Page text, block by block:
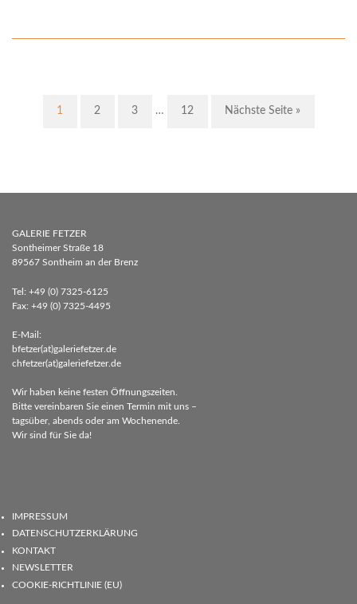
1 2 3 … 12 Nächste Seite »
GALERIE FETZER
Sontheimer Straße 18
89567 Sontheim an der Brenz
Tel: +49 (0) 7325-6125
Fax: +49 (0) 7325-4495
E-Mail:
bfetzer(at)galeriefetzer.de
chfetzer(at)galeriefetzer.de
Wir haben keine festen Öffnungszeiten.
Bitte vereinbaren Sie einen Termin mit uns –
tagsüber, abends oder am Wochenende.
Wir sind für Sie da!
IMPRESSUM
DATENSCHUTZERKLÄRUNG
KONTAKT
NEWSLETTER
COOKIE-RICHTLINIE (EU)